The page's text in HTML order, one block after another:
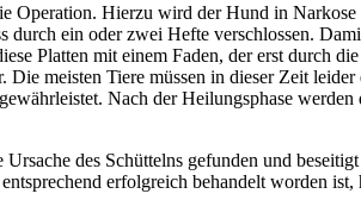
Operation. Hierzu wird der Hund in
ein oder zwei Hefte verschlossen.
Platten mit einem Faden, der erst durch
meisten Tiere müssen in dieser Zeit
Nach der Heilungsphase
des Schüttelns gefunden und
erfolgreich behandelt worden